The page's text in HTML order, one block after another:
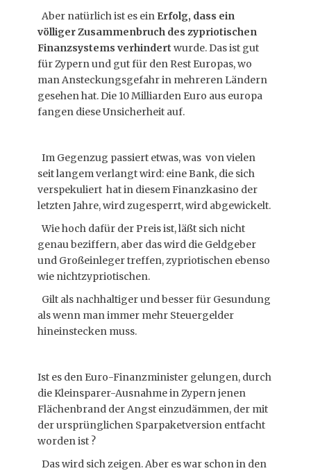
Aber natürlich ist es ein Erfolg, dass ein
völliger Zusammenbruch des zypriotischen
Finanzsystems verhindert wurde. Das ist gut
für Zypern und gut für den Rest Europas, wo
man Ansteckungsgefahr in mehreren Ländern
gesehen hat. Die 10 Milliarden Euro aus europa
fangen diese Unsicherheit auf.
Im Gegenzug passiert etwas, was von vielen
seit langem verlangt wird: eine Bank, die sich
verspekuliert hat in diesem Finanzkasino der
letzten Jahre, wird zugesperrt, wird abgewickelt.
Wie hoch dafür der Preis ist, läßt sich nicht
genau beziffern, aber das wird die Geldgeber
und Großeinleger treffen, zypriotischen ebenso
wie nichtzypriotischen.
Gilt als nachhaltiger und besser für Gesundung
als wenn man immer mehr Steuergelder
hineinstecken muss.
Ist es den Euro-Finanzminister gelungen, durch
die Kleinsparer-Ausnahme in Zypern jenen
Flächenbrand der Angst einzudämmen, der mit
der ursprünglichen Sparpaketversion entfacht
worden ist ?
Das wird sich zeigen. Aber es war schon in den